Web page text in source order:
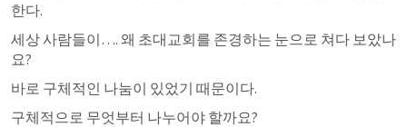
한다.
세상 사람들이…. 왜 초대교회를 존경하는 눈으로 쳐다 보았나
요?
바로 구체적인 나눔이 있었기 때문이다.
구체적으로 무엇부터 나누어야 할까요?